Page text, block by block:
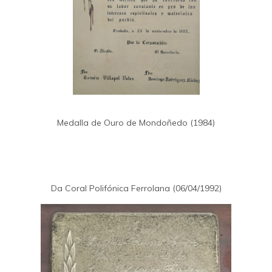
Medalla de Ouro de Mondoñedo (1984)
Da Coral Polifónica Ferrolana (06/04/1992)